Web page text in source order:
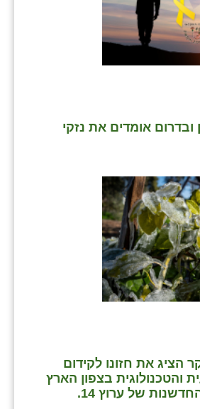
ובדרום אומדים את נזקי
הציג את חזונו לקידום
והטכנולוגית בצפון הארץ
של ערוץ 14.